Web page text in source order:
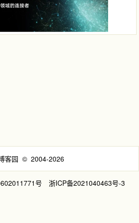
客园 © 2004-2026
号 浙ICP备2021040463号-3